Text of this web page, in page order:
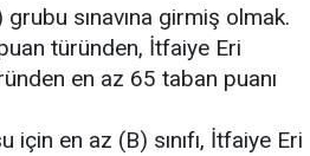
grubu sınavına girmiş olmak.
türünden, İtfaiye Eri
en az 65 taban puanı
için en az (B) sınıfı, İtfaiye Eri